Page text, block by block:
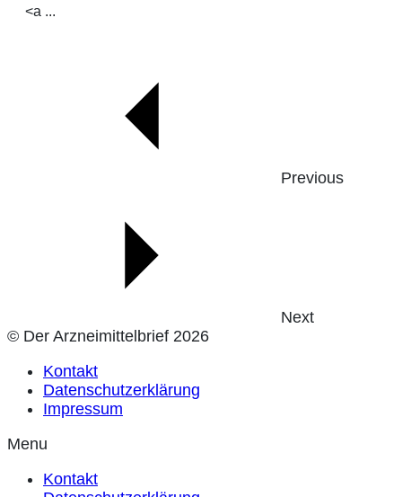
<a ...
Previous
Next
© Der Arzneimittelbrief 2026
Kontakt
Datenschutzerklärung
Impressum
Menu
Kontakt